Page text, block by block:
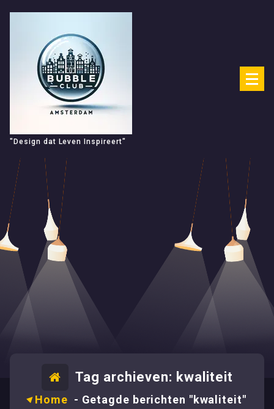
"Design dat Leven Inspireert"
Tag archieven: kwaliteit
Home - Getagde berichten "kwaliteit"